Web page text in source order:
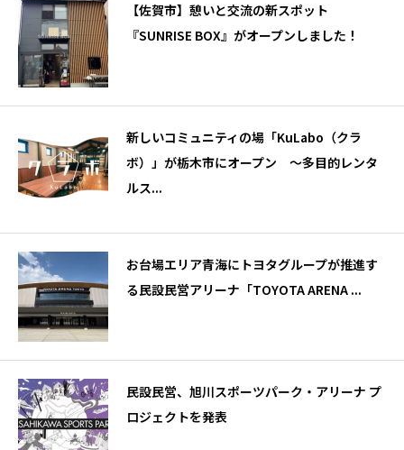
【佐賀市】憩いと交流の新スポット
『SUNRISE BOX』がオープンしました！
新しいコミュニティの場「KuLabo（クラ
ボ）」が栃木市にオープン 〜多目的レンタ
ルス...
お台場エリア青海にトヨタグループが推進す
る民設民営アリーナ「TOYOTA ARENA ...
民設民営、旭川スポーツパーク・アリーナ プ
ロジェクトを発表